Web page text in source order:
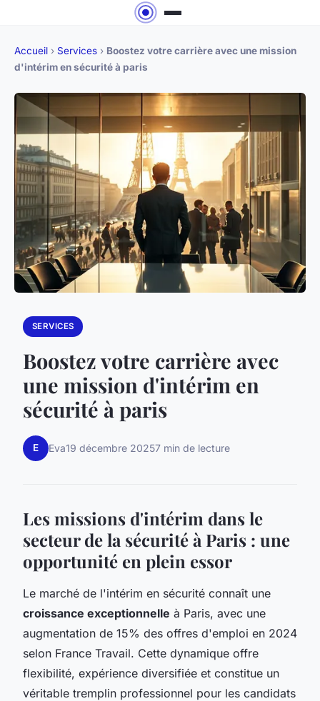
Accueil › Services › Boostez votre carrière avec une mission
d'intérim en sécurité à paris
SERVICES
Boostez votre carrière avec
une mission d'intérim en
sécurité à paris
E Eva19 décembre 20257 min de lecture
Les missions d'intérim dans le
secteur de la sécurité à Paris : une
opportunité en plein essor
Le marché de l'intérim en sécurité connaît une
croissance exceptionnelle à Paris, avec une
augmentation de 15% des offres d'emploi en 2024
selon France Travail. Cette dynamique offre
flexibilité, expérience diversifiée et constitue un
véritable tremplin professionnel pour les candidats